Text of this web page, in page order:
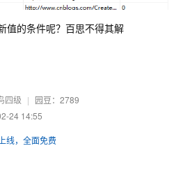
值的条件呢？百思不得其解
四级 | 园豆：2789
24 14:55
线，全面免费